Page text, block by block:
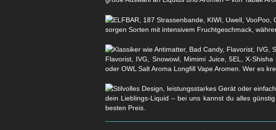
sorgen Sorten mit intensivem Fruchtgeschmack,
Flavorist, IVG, Snowowl, Mimimi Juice, 5EL, X-
oder OWL Salt Aroma Longfill Vape Aromen. Wer es
dein Lieblings-Liquid – bei uns kannst du alles
besten Preis.